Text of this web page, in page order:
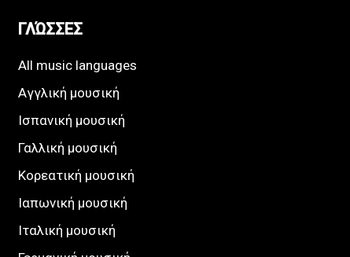
ΓΛΏΣΣΕΣ
All music languages
Αγγλική μουσική
Ισπανική μουσική
Γαλλική μουσική
Κορεατική μουσική
Ιαπωνική μουσική
Ιταλική μουσική